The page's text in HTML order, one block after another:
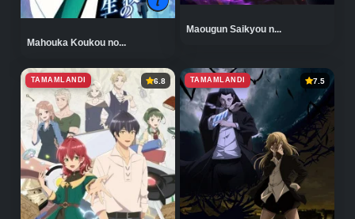
Mahouka Koukou no...
Maougun Saikyou n...
TAMAMLANDI 6.8 TAMAMLANDI 7.5